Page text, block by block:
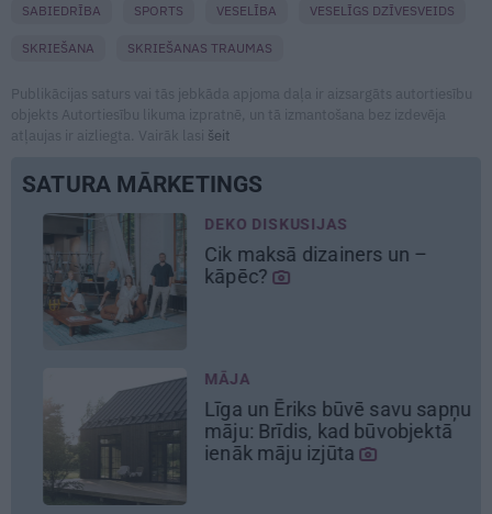
SABIEDRĪBA SPORTS VESELĪBA VESELĪGS DZĪVESVEIDS
SKRIEŠANA SKRIEŠANAS TRAUMAS
Publikācijas saturs vai tās jebkāda apjoma daļa ir aizsargāts autortiesību
objekts Autortiesību likuma izpratnē, un tā izmantošana bez izdevēja
atļaujas ir aizliegta. Vairāk lasi šeit
SATURA MĀRKETINGS
DISKUSIJAS
maksā dizainers un –
un Ēriks būvē savu sapņu
Brīdis, kad būvobjektā
māju izjūta
Pirts